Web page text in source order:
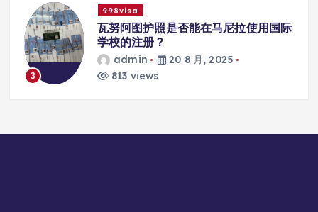
3
998visa
瓦努阿图护照是否能在马尼拉使用国际
学校的注册？
admin
20 8 月, 2025
813 views